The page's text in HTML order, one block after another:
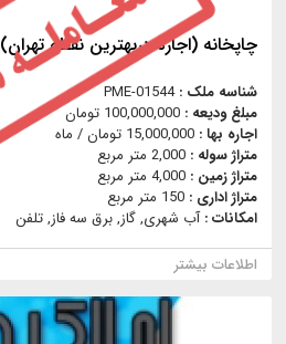
چاپخانه (اجاره دربهترين نقطه تهران)
شناسه ملک :PME-01544
مبلغ ودیعه : 100,000,000 تومان
اجاره بها : 15,000,000 تومان / ماه
متراژ سوله : 2,000 متر مربع
متراژ زمین : 4,000 متر مربع
متراژ اداری : 150 متر مربع
امکانات :آب شهری, گاز, برق سه فاز, تلفن
اطلاعات بیشتر